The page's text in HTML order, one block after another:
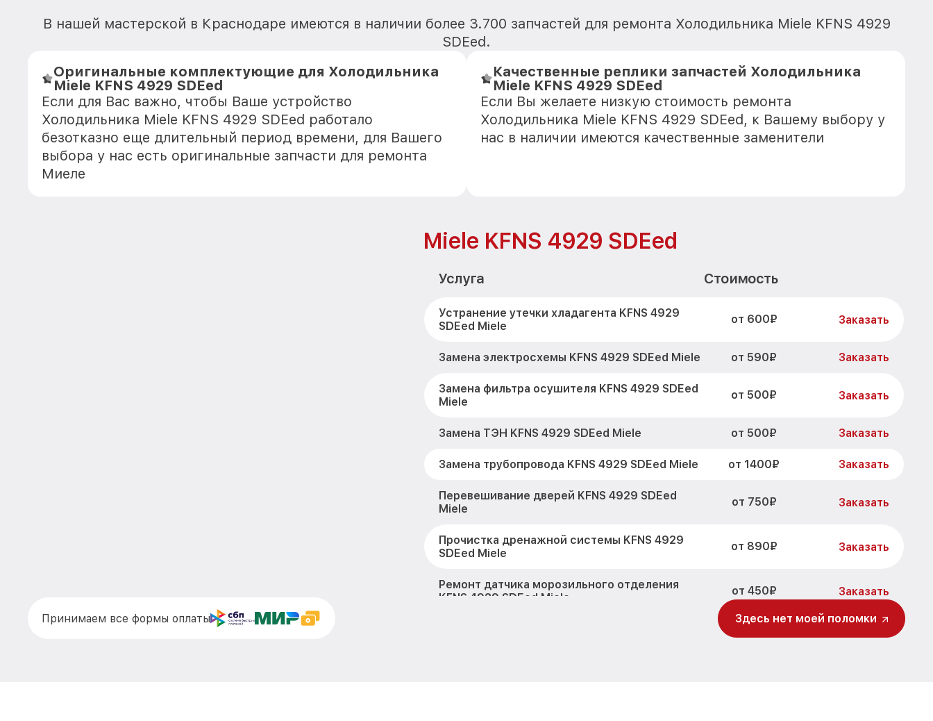
В нашей мастерской в Краснодаре имеются в наличии более 3.700 запчастей для ремонта Холодильника Miele KFNS 4929
SDEed.
Оригинальные комплектующие для Холодильника
Miele KFNS 4929 SDEed
Если для Вас важно, чтобы Ваше устройство
Холодильника Miele KFNS 4929 SDEed работало
безотказно еще длительный период времени, для Вашего
выбора у нас есть оригинальные запчасти для ремонта
Миеле
Качественные реплики запчастей Холодильника
Miele KFNS 4929 SDEed
Если Вы желаете низкую стоимость ремонта
Холодильника Miele KFNS 4929 SDEed, к Вашему выбору у
нас в наличии имеются качественные заменители
Miele KFNS 4929 SDEed
Услуга Стоимость
Устранение утечки хладагента KFNS 4929
SDEed Miele
от 600₽ Заказать
Замена электросхемы KFNS 4929 SDEed Miele от 590₽ Заказать
Замена фильтра осушителя KFNS 4929 SDEed
Miele
от 500₽ Заказать
Замена ТЭН KFNS 4929 SDEed Miele от 500₽ Заказать
Замена трубопровода KFNS 4929 SDEed Miele от 1400₽ Заказать
Перевешивание дверей KFNS 4929 SDEed
Miele
от 750₽ Заказать
Прочистка дренажной системы KFNS 4929
SDEed Miele
от 890₽ Заказать
Ремонт датчика морозильного отделения
KFNS 4929 SDEed Miele
от 450₽ Заказать
от 800₽ Заказать
Принимаем все формы оплаты Здесь нет моей поломки